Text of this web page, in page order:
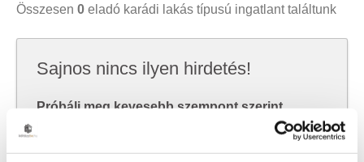
Összesen 0 eladó karádi lakás típusú ingatlant találtunk
Sajnos nincs ilyen hirdetés!
Próbálj meg kevesebb szempont szerint
keresni, hátha akkor megtalálod, amit keresel.